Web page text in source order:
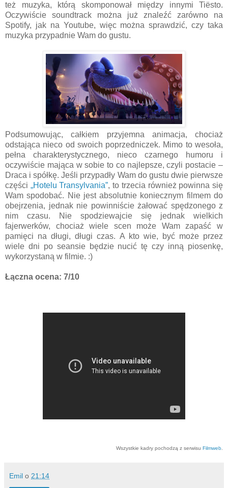
też muzyka, którą skomponował między innymi Tiësto.
Oczywiście soundtrack można już znaleźć zarówno na
Spotify, jak na Youtube, więc można sprawdzić, czy taka
muzyka przypadnie Wam do gustu.
Podsumowując, całkiem przyjemna animacja, chociaż
odstająca nieco od swoich poprzedniczek. Mimo to wesoła,
pełna charakterystycznego, nieco czarnego humoru i
oczywiście mająca w sobie to co najlepsze, czyli postacie –
Draca i spółkę. Jeśli przypadły Wam do gustu dwie pierwsze
części „Hotelu Transylvania”, to trzecia również powinna się
Wam spodobać. Nie jest absolutnie koniecznym filmem do
obejrzenia, jednak nie powinniście żałować spędzonego z
nim czasu. Nie spodziewajcie się jednak wielkich
fajerwerków, chociaż wiele scen może Wam zapaść w
pamięci na długi, długi czas. A kto wie, być może przez
wiele dni po seansie będzie nucić tę czy inną piosenkę,
wykorzystaną w filmie. :)
Łączna ocena: 7/10
Wszystkie kadry pochodzą z serwisu Filmweb.
Emil o 21:14